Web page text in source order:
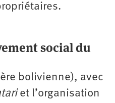
social du
bolivienne), avec
et l’organisation